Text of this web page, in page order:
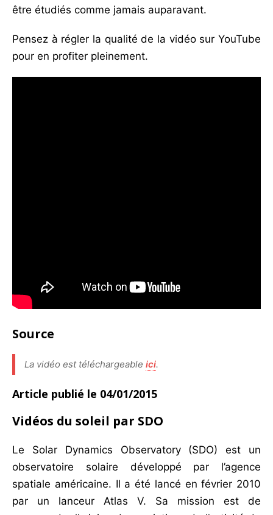
être étudiés comme jamais auparavant.
Pensez à régler la qualité de la vidéo sur YouTube
pour en profiter pleinement.
Source
La vidéo est téléchargeable ici.
Article publié le 04/01/2015
Vidéos du soleil par SDO
Le Solar Dynamics Observatory (SDO) est un
observatoire solaire développé par l’agence
spatiale américaine. Il a été lancé en février 2010
par un lanceur Atlas V. Sa mission est de